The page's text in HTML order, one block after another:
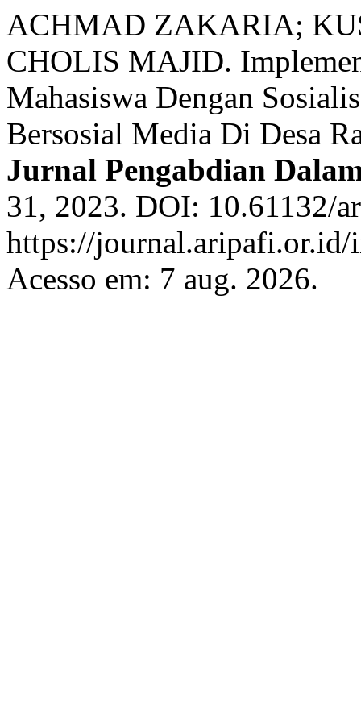
ACHMAD ZAKARIA;
CHOLIS MAJID.
Mahasiswa Dengan
Bersosial Media Di Desa
Jurnal Pengabdian
31, 2023. DOI: 10.61132/
https://
Acesso em: 7 aug. 2026.